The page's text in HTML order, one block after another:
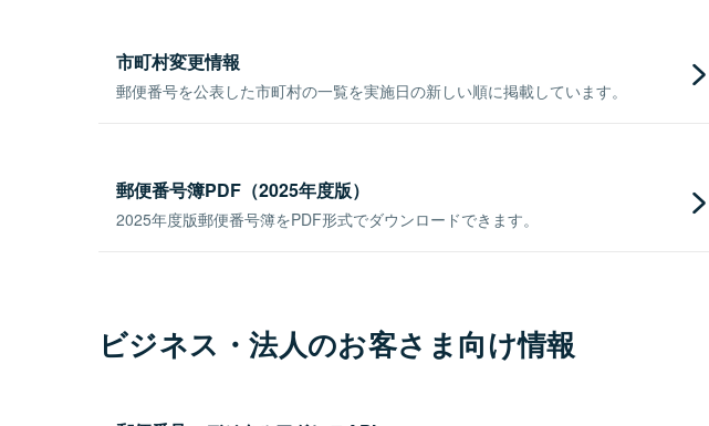
市町村変更情報
郵便番号を公表した市町村の一覧を実施日の新しい順に掲載しています。
郵便番号簿PDF（2025年度版）
2025年度版郵便番号簿をPDF形式でダウンロードできます。
ビジネス・法人のお客さま向け情報